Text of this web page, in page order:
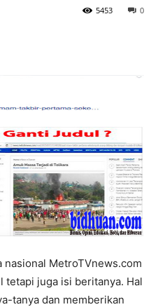
0
5453
nasional MetroTVnews.com
tetapi juga isi beritanya. Hal
tanya dan memberikan